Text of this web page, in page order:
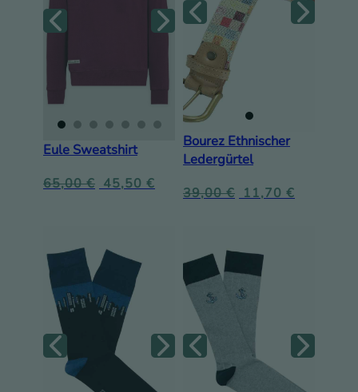
Eule Sweatshirt
65,00€ 45,50 €
Bourez Ethnischer
Ledergürtel
39,00€ 11,70 €